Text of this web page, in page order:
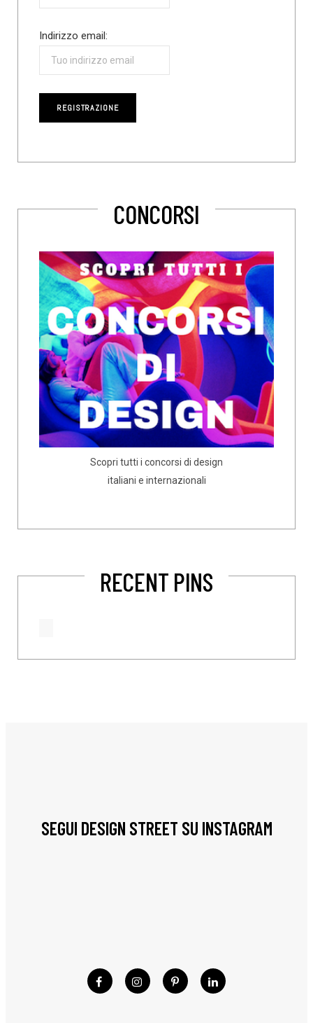
Indirizzo email:
CONCORSI
Scopri tutti i concorsi di design
italiani e internazionali
RECENT PINS
SEGUI DESIGN STREET SU INSTAGRAM